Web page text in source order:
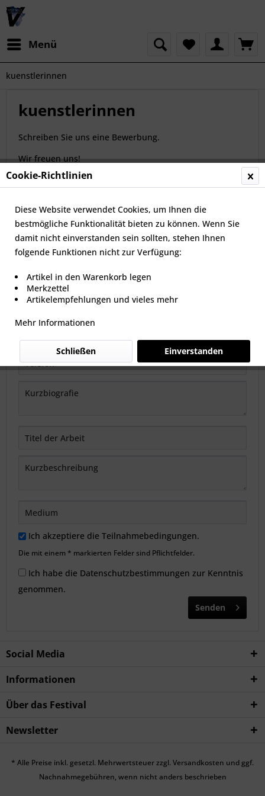
Menü
kuenstlerinnen
kuenstlerinnen
Schreiben Sie uns eine Bewerbung.
Wir freuen uns!
Das Vaginale Festival Team!
kuenstlerinnen
Ich akzeptiere die Teilnahmebedingungen.
Die mit einem * markierten Felder sind Pflichtfelder.
Ich habe die Datenschutzbestimmungen zur Kenntnis
genommen.
Senden
Social Media
Informationen
Über das Festival
Newsletter
* Alle Preise inkl. gesetzl. Mehrwertsteuer zzgl. Versandkosten und ggf.
Nachnahmegebühren, wenn nicht anders beschrieben
Cookie-Richtlinien
Diese Website verwendet Cookies, um Ihnen die
bestmögliche Funktionalität bieten zu können. Wenn Sie
damit nicht einverstanden sein sollten, stehen Ihnen
folgende Funktionen nicht zur Verfügung:
Artikel in den Warenkorb legen
Merkzettel
Artikelempfehlungen und vieles mehr
Mehr Informationen
Einverstanden
Schließen